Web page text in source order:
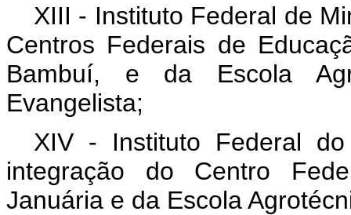
XIII - Instituto Federal de
Centros Federais de
Bambuí, e da Escola
Evangelista;
XIV - Instituto Federal
integração do Centro
Januária e da Escola